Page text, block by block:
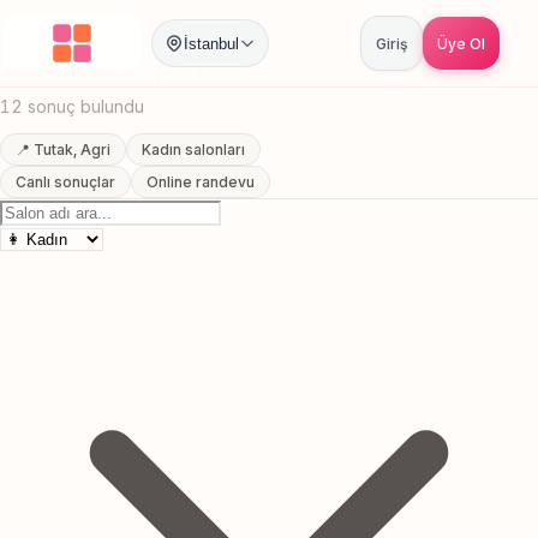
İstanbul Giriş Üye Ol
Anasayfa / Agri Tutak Kirpik Ekleme
Tutak, Agri Kirpik Ekleme
12 sonuç bulundu
📍 Tutak, Agri
Kadın salonları
Canlı sonuçlar
Online randevu